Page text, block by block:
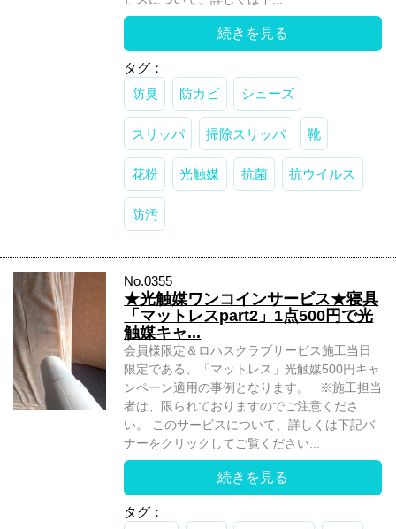
続きを見る
タグ：
防臭
防カビ シューズ
スリッパ 掃除スリッパ 靴
花粉 光触媒 抗菌 抗ウイルス
防汚
No.0355
★光触媒ワンコインサービス★寝具
「マットレスpart2」1点500円で光
触媒キャ...
会員様限定＆ロハスクラブサービス施工当日
限定である、「マットレス」光触媒500円キャ
ンペーン適用の事例となります。 ※施工担当
者は、限られておりますのでご注意くださ
い。 このサービスについて、詳しくは下記バ
ナーをクリックしてご覧ください...
続きを見る
タグ：